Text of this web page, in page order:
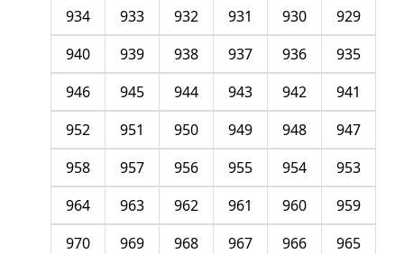
929
930
931
932
933
934
935
936
937
938
939
940
941
942
943
944
945
946
947
948
949
950
951
952
953
954
955
956
957
958
959
960
961
962
963
964
965
966
967
968
969
970